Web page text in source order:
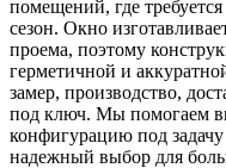
помещений, где
сезон. Окно
проема, поэтому
герметичной и
замер, производство,
под ключ. Мы помогаем
конфигурацию под
надежный выбор для